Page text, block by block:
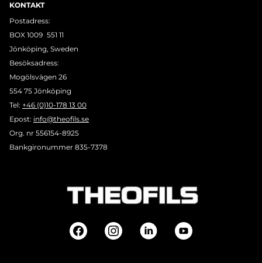
KONTAKT
Postadress:
BOX 1009 551 11
Jönköping, Sweden
Besöksadress:
Mogölsvägen 26
554 75 Jönköping
Tel: +46 (0)10-178 13 00
Epost: info@theofils.se
Org. nr 556154-8925
Bankgironummer 835-7378